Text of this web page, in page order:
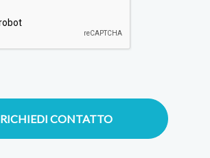
RICHIEDI CONTATTO